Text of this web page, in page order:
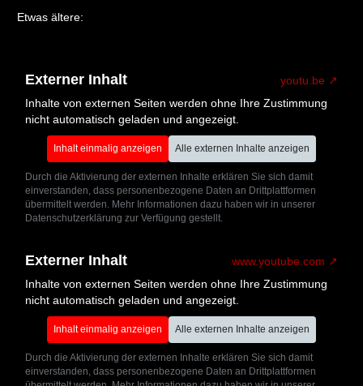
Etwas ältere:
Externer Inhalt
youtu.be
Inhalte von externen Seiten werden ohne Ihre Zustimmung
nicht automatisch geladen und angezeigt.
Inhalt einmalig anzeigen Alle externen Inhalte anzeigen
Durch die Aktivierung der externen Inhalte erklären Sie sich damit
einverstanden, dass personenbezogene Daten an Drittplattformen
übermittelt werden. Mehr Informationen dazu haben wir in unserer
Datenschutzerklärung zur Verfügung gestellt.
Externer Inhalt
www.youtube.com
Inhalte von externen Seiten werden ohne Ihre Zustimmung
nicht automatisch geladen und angezeigt.
Inhalt einmalig anzeigen Alle externen Inhalte anzeigen
Durch die Aktivierung der externen Inhalte erklären Sie sich damit
einverstanden, dass personenbezogene Daten an Drittplattformen